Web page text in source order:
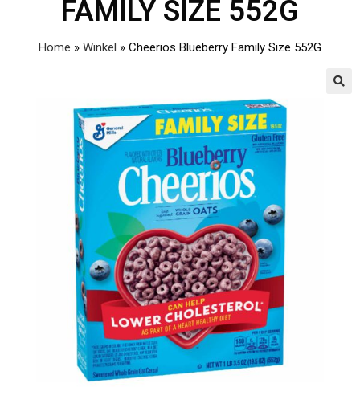
FAMILY SIZE 552G
Home » Winkel » Cheerios Blueberry Family Size 552G